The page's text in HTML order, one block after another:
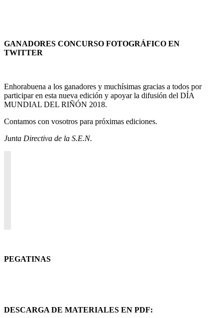
GANADORES CONCURSO FOTOGRÁFICO EN
TWITTER
Enhorabuena a los ganadores y muchísimas gracias a todos por
participar en esta nueva edición y apoyar la difusión del DÍA
MUNDIAL DEL RIÑÓN 2018.
Contamos con vosotros para próximas ediciones.
Junta Directiva de la S.E.N.
PEGATINAS
DESCARGA DE MATERIALES EN PDF: